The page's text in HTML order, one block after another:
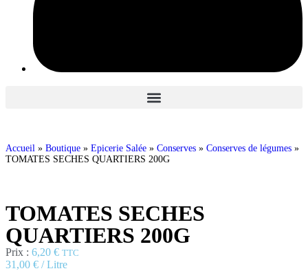
Accueil » Boutique » Epicerie Salée » Conserves » Conserves de légumes »
TOMATES SECHES QUARTIERS 200G
TOMATES SECHES
QUARTIERS 200G
Prix : 6,20 € TTC
31,00 € / Litre